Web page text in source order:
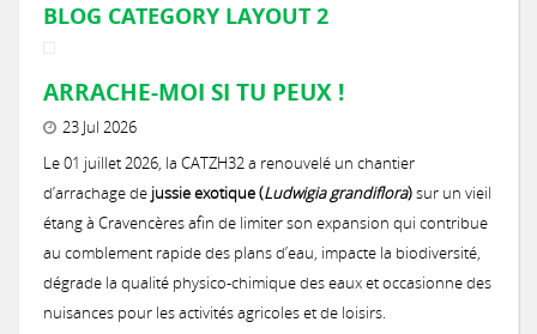
Domaines d'activités
Notre équipe
Notre engagement
Notre gouvernance
Natura 2000
et biodiversité
Biodiversité
Les facettes de la biodiversité gersoise
LIFE Coteaux Gascons
Agro
écologie
BLOG CATEGORY LAYOUT 2
ARRACHE-MOI SI TU PEUX !
23 Jul 2026
Le 01 juillet 2026, la CATZH32 a renouvelé un chantier
d’arrachage de jussie exotique (Ludwigia grandiflora)sur un vieil
étang à Cravencères afin de limiter son expansion qui contribue
au comblement rapide des plans d’eau, impacte la biodiversité,
dégrade la qualité physico-chimique des eaux et occasionne des
nuisances pour les activités agricoles et de loisirs.